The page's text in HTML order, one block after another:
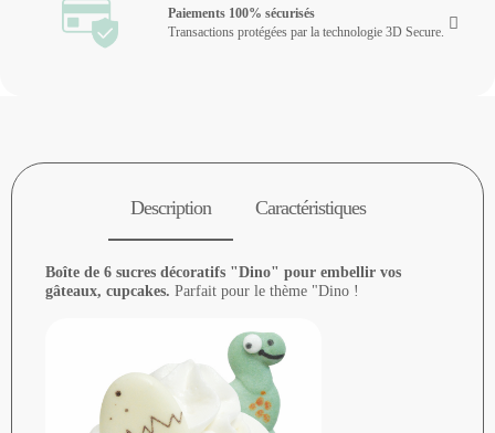
Paiements 100% sécurisés
Transactions protégées par la technologie 3D Secure.
Description Caractéristiques
Boîte de 6 sucres décoratifs "Dino" pour embellir vos
gâteaux, cupcakes. Parfait pour le thème "Dino !